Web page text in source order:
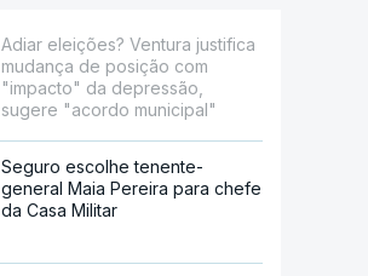
Adiar eleições? Ventura justifica
mudança de posição com
"impacto" da depressão,
sugere "acordo municipal"
Seguro escolhe tenente-
general Maia Pereira para chefe
da Casa Militar